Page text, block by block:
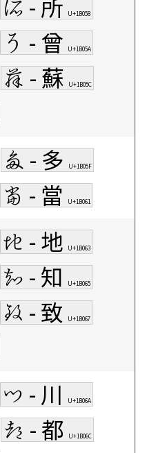
𛁘 - 所 U+1B058
𛁚 - 曾 U+1B05A
𛁜 - 蘇 U+1B05C
𛁟 - 多 U+1B05F
𛁡 - 當 U+1B061
𛁣 - 地 U+1B063
𛁥 - 知 U+1B065
𛁧 - 致 U+1B067
𛁪 - 川 U+1B06A
𛁬 - 都 U+1B06C